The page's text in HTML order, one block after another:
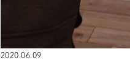
2020.06.09